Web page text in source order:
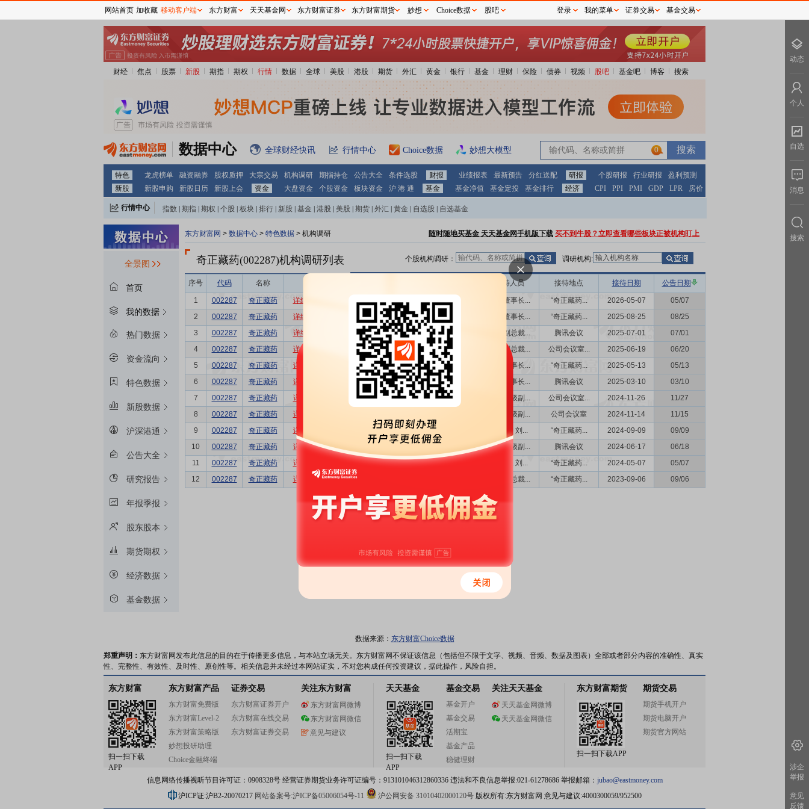
财经 焦点 股票 新股 期指 期权 行情 数据 全球 美股 港股 期货 外汇 黄金 银行 基金 理财 保险 债券 视频 股吧 基金吧 博客 搜索
数据中心 全球财经快讯 行情中心 Choice数据 妙想大模型 0
特色 龙虎榜单 融资融券 股权质押 大宗交易 机构调研 期指持仓 公告大全 条件选股 财报 业绩报表 最新预告 分红送配 研报 个股研报 行业研报
盈利预测
新股
新股申购 新股日历 新股上会 资金 大盘资金 个股资金 板块资金 沪 港 通 基金 基金净值 基金定投 基金排行 经济 CPI PPI PMI GDP LPR 房价
行情中心 指数 期指 期权 个股 板块 排行 新股 基金 港股 美股 期货 外汇 黄金 自选股 自选基金
全景图
首页
我的数据
热门数据
资金流向
特色数据
新股数据
沪深港通
公告大全
研究报告
年报季报
股东股本
期货期权
经济数据
基金数据
东方财富网 > 数据中心 > 特色数据 > 机构调研 随时随地买基金 天天基金网手机版下载 买不到牛股？立即查看哪些板块正被机构盯上
奇正藏药(002287)机构调研列表 个股机构调研： 调研机构:
序号 代码 名称 接待人员 接待地点 接待日期 公告日期
1 002287 奇正藏药 详细 1 业绩说明会,... 公司董事长... “奇正藏药... 2026-05-07
05/07
2
002287 奇正藏药 详细 1 业绩说明会,... 公司董事长... “奇正藏药... 2025-08-25
08/25
3
002287 奇正藏药 详细 2 特定对象调研... 高级副总裁... 腾讯会议 2025-07-01
07/01
4
002287 奇正藏药 详细 4 特定对象调研... 高级副总裁... 公司会议室... 2025-06-19
06/20
5
002287 奇正藏药 详细 1 业绩说明会,... 公司董事长... “奇正藏药... 2025-05-13
05/13
6
002287 奇正藏药 详细 5 特定对象调研... 公司董事长... 腾讯会议 2025-03-10
03/10
7
002287 奇正藏药 详细 19 特定对象调研... 公司高级副... 公司会议室... 2024-11-26
11/27
8
002287 奇正藏药 详细 公司高级副... 公司会议室 2024-11-14
11/15
9
002287 奇正藏药 详细 1 业绩说明会,... 董事长 刘... “奇正藏药... 2024-09-09
09/09
10
002287 奇正藏药 详细 数据 股吧 公司高级副... 腾讯会议 2024-06-17
06/18
11
002287 奇正藏药 详细 1 业绩说明会,... 董事长 刘... “奇正藏药... 2024-05-07
05/07
12
002287 奇正藏药 详细 数据 股吧 董事、总裁... “奇正藏药... 2023-09-06 09/06
数据来源： 东方财富Choice数据
郑重声明： 东方财富网发布此信息的目的在于传播更多信息，与本站立场无关。东方财富网不保证该信息（包括但不限于文字、视频、音频、数据及图表）全部或者部分内容的准确性、真实
性、完整性、有效性、及时性、原创性等。相关信息并未经过本网站证实，不对您构成任何投资建议，据此操作，风险自担。
东方财富
扫一扫下载
APP
东方财富产品
东方财富免费版
东方财富Level-2
东方财富策略版
妙想投研助理
Choice金融终端
证券交易
东方财富证券开户
东方财富在线交易
东方财富证券交易
关注东方财富
东方财富网微博
东方财富网微信
意见与建议
天天基金
扫一扫下载
APP
基金交易
基金开户
基金交易
活期宝
基金产品
稳健理财
关注天天基金
天天基金网微博
天天基金网微信
东方财富期货
扫一扫下载APP
期货交易
期货手机开户
期货电脑开户
期货官方网站
信息网络传播视听节目许可证：0908328号 经营证券期货业务许可证编号：913101046312860336 违法和不良信息举报:021-61278686 举报邮箱： jubao@eastmoney.com
沪ICP证:沪B2-20070217 网站备案号:沪ICP备05006054号-11 沪公网安备 31010402000120号版权所有:东方财富网 意见与建议:4000300059/952500
网站首页 加收藏 移动客户端 东方财富 天天基金网 东方财富证券 东方财富期货 妙想 Choice数据 股吧 登录 我的菜单 证券交易 基金交易
动态
个人
自选
消息
搜索
涉企
举报
意见
反馈